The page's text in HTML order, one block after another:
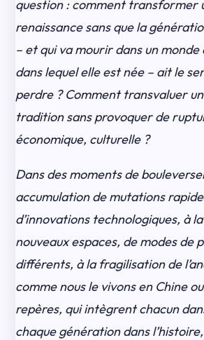
question : comment transformer
renaissance sans que la
– et qui va mourir dans un
dans lequel elle est née – ait le
perdre ? Comment transvaluer
tradition sans provoquer de
économique, culturelle ?
Dans des moments de
accumulation de mutations
d’innovations technologiques, à
nouveaux espaces, de modes de
différents, à la fragilisation de
comme nous le vivons en Chine
repères, qui intègrent chacun
chaque génération dans